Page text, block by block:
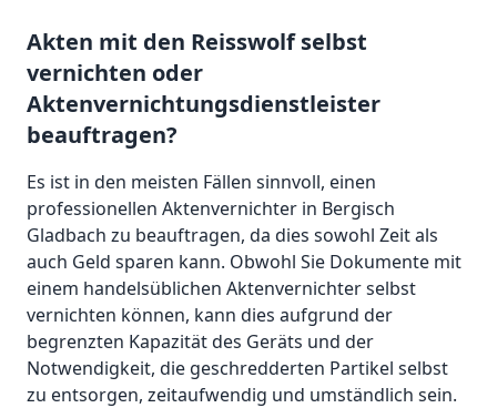
Akten mit den Reisswolf selbst
vernichten oder
Aktenvernichtungsdienstleister
beauftragen?
Es ist in den meisten Fällen sinnvoll, einen
professionellen Aktenvernichter in Bergisch
Gladbach zu beauftragen, da dies sowohl Zeit als
auch Geld sparen kann. Obwohl Sie Dokumente mit
einem handelsüblichen Aktenvernichter selbst
vernichten können, kann dies aufgrund der
begrenzten Kapazität des Geräts und der
Notwendigkeit, die geschredderten Partikel selbst
zu entsorgen, zeitaufwendig und umständlich sein.